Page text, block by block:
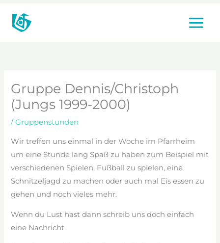
Inhalt
Gruppe Dennis/Christoph
(Jungs 1999-2000)
/Gruppenstunden
Wir treffen uns einmal in der Woche im Pfarrheim
um eine Stunde lang Spaß zu haben zum Beispiel mit
verschiedenen Spielen, Fußball zu spielen, eine
Schnitzeljagd zu machen oder auch mal Eis essen zu
gehen und noch vieles mehr.
Wenn du Lust hast dann schreib uns doch einfach
eine Nachricht.